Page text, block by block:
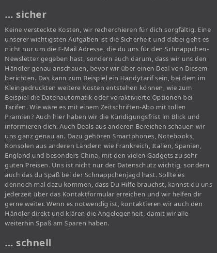
… sicher
Keine versteckte Kosten, wir recherchieren für dich sorgfältig. Eine
unserer wichtigsten Aufgaben ist die Sicherheit und dabei geht es
nicht nur um die E-Mail Adresse, die du uns für den Schnäppchen-
Newsletter gegeben hast, sondern auch darum, dass wir uns den
Händler genau anschauen, bevor wir über einen Deal von Diesem
berichten. Das kann zum Beispiel ein Handytarif sein, bei dem im
Kleingedruckten weitere Kosten entstehen können, wie zum
Beispiel die Datenautomatik oder voraktivierte Optionen bei
Tarifen. Wie wäre es mit einem Zeitschriften-Abo mit tollen
Prämien? Auch hier haben wir die Kündigungsfrist im Blick und
informieren dich. Auch Deals aus anderen Bereichen schauen wir
uns ganz genau an. Dazu gehören Smartphones, Notebooks,
Konsolen aus anderen Ländern wie Frankreich, Italien, Spanien,
England und besonders China, mit den vielen Gadgets zu sehr
guten Preisen. Uns ist nicht nur der Datenschutz wichtig, sondern
auch das du Spaß bei der Schnäppchenjagd hast. Sollte es
dennoch mal dazu kommen, dass Du Hilfe brauchst, kannst du uns
jederzeit über das Kontaktformular erreichen und wir helfen dir
gerne weiter. Wenn es notwendig ist, kontaktieren wir auch den
Händler direkt und klären die Angelegenheit, damit wir alle
weiterhin Spaß am Sparen haben.
… schnell